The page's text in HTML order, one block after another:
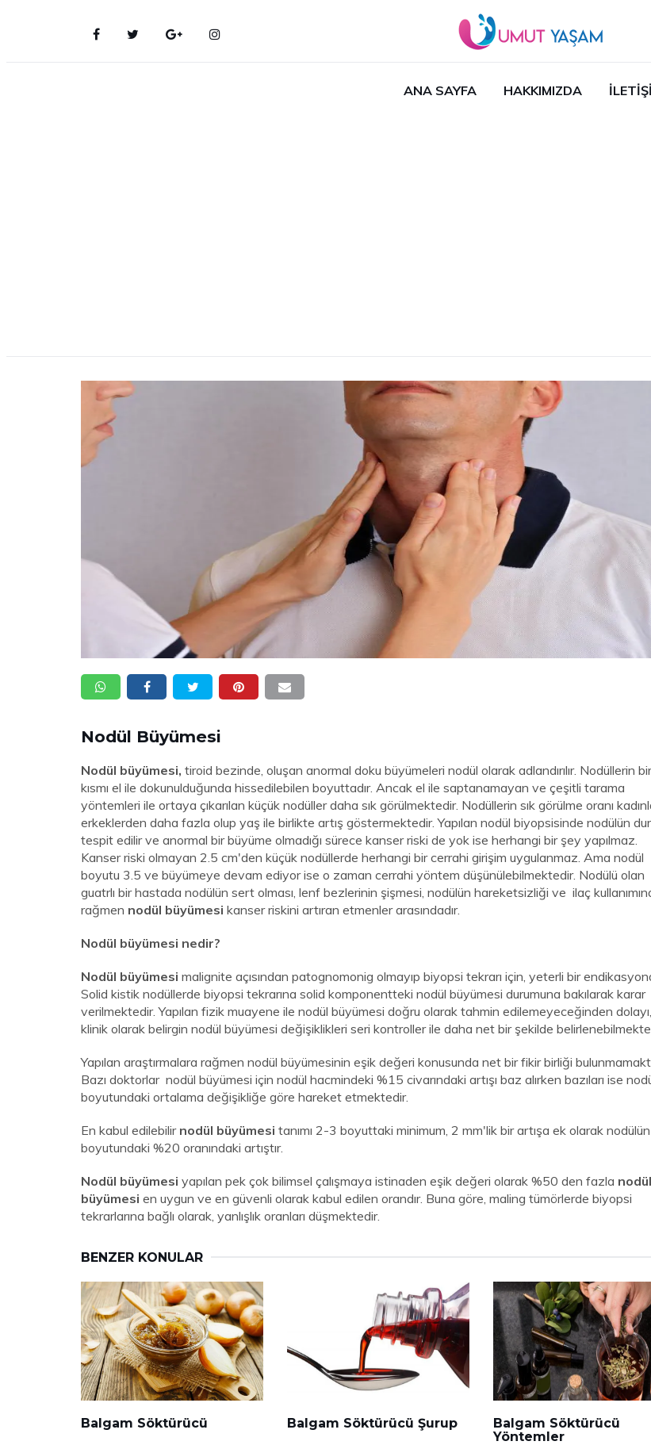
ANA SAYFA HAKKIMIZDA
Nodül Büyümesi
Nodül büyümesi, tiroid bezinde, oluşan anormal doku büyümeleri nodül olarak adlandırılır. Nodüllerin bir
kısmı el ile dokunulduğunda hissedilebilen boyuttadır. Ancak el ile saptanamayan ve çeşitli tarama
yöntemleri ile ortaya çıkarılan küçük nodüller daha sık görülmektedir. Nodüllerin sık görülme oranı
erkeklerden daha fazla olup yaş ile birlikte artış göstermektedir. Yapılan nodül biyopsisinde nodülün
tespit edilir ve anormal bir büyüme olmadığı sürece kanser riski de yok ise herhangi bir şey yapılmaz.
Kanser riski olmayan 2.5 cm'den küçük nodüllerde herhangi bir cerrahi girişim uygulanmaz. Ama nodül
boyutu 3.5 ve büyümeye devam ediyor ise o zaman cerrahi yöntem düşünülebilmektedir. Nodülü olan
guatrlı bir hastada nodülün sert olması, lenf bezlerinin şişmesi, nodülün hareketsizliği ve ilaç
rağmen nodül büyümesi kanser riskini artıran etmenler arasındadır.
Nodül büyümesi nedir?
Nodül büyümesi malignite açısından patognomonig olmayıp biyopsi tekrarı için, yeterli bir
Solid kistik nodüllerde biyopsi tekrarına solid komponentteki nodül büyümesi durumuna bakılarak karar
verilmektedir. Yapılan fizik muayene ile nodül büyümesi doğru olarak tahmin edilemeyeceğinden dolayı,
klinik olarak belirgin nodül büyümesi değişiklikleri seri kontroller ile daha net bir şekilde
Yapılan araştırmalara rağmen nodül büyümesinin eşik değeri konusunda net bir fikir birliği
Bazı doktorlar nodül büyümesi için nodül hacmindeki %15 civarındaki artışı baz alırken bazıları ise
boyutundaki ortalama değişikliğe göre hareket etmektedir.
En kabul edilebilir nodül büyümesi tanımı 2-3 boyuttaki minimum, 2 mm'lik bir artışa ek olarak nodülün
boyutundaki %20 oranındaki artıştır.
Nodül büyümesi yapılan pek çok bilimsel çalışmaya istinaden eşik değeri olarak %50 den fazla nodül
büyümesi en uygun ve en güvenli olarak kabul edilen orandır. Buna göre, maling tümörlerde biyopsi
tekrarlarına bağlı olarak, yanlışlık oranları düşmektedir.
BENZER KONULAR
Balgam Söktürücü Balgam Söktürücü Şurup
Balgam Söktürücü
Yöntemler